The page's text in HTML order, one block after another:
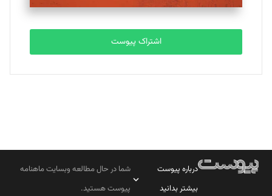
اشتراک پیوست
درباره پیوست
بیشتر بدانید
شما در حال مطالعه وبسایت ماهنامه
پیوست هستید.